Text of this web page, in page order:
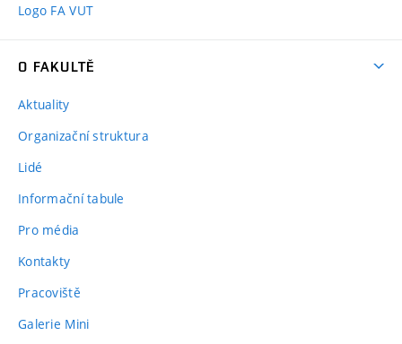
Logo FA VUT
O FAKULTĚ
Aktuality
Organizační struktura
Lidé
Informační tabule
Pro média
Kontakty
Pracoviště
Galerie Mini